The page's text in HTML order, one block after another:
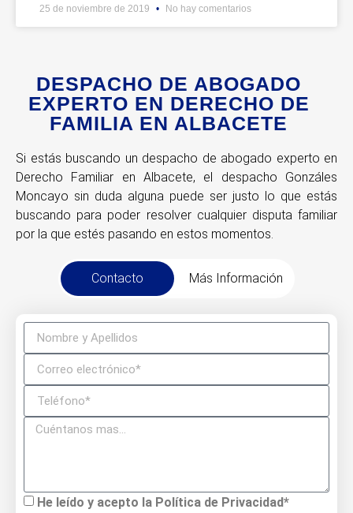
25 de noviembre de 2019 No hay comentarios
DESPACHO DE ABOGADO
EXPERTO EN DERECHO DE
FAMILIA EN ALBACETE
Si estás buscando un despacho de abogado experto en
Derecho Familiar en Albacete, el despacho Gonzáles
Moncayo sin duda alguna puede ser justo lo que estás
buscando para poder resolver cualquier disputa familiar
por la que estés pasando en estos momentos.
Contacto Más Información
He leído y acepto la Política de Privacidad*
Despacho:
Móvil:633 327 060
Email:contacto@gonzalezmoncayoabogado.com
Despacho de Abogados en Albacete
C/ Concepción, 18 – Entreplanta 3 – C.P. 02001 –